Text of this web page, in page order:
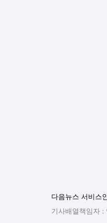
다음뉴스 서비스
기사배열책임자 :